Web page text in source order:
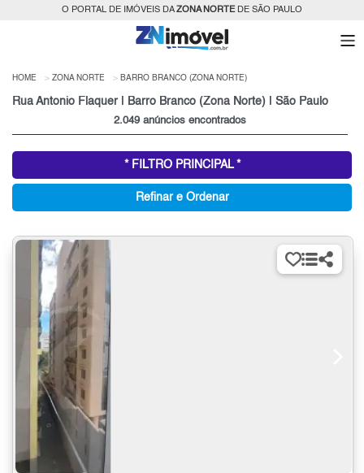
O PORTAL DE IMÓVEIS DAZONA NORTEDE SÃO PAULO
HOME ZONA NORTE BARRO BRANCO (ZONA NORTE)
Rua Antonio Flaquer | Barro Branco (Zona Norte) | São Paulo
2.049 anúncios encontrados
* FILTRO PRINCIPAL *
Refinar e Ordenar